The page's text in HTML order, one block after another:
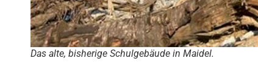
Das alte, bisherige Schulgebäude in Maidel.